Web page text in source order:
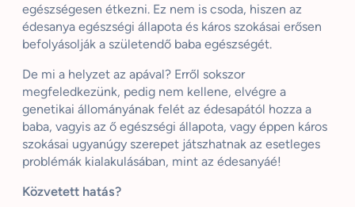
egészségesen étkezni. Ez nem is csoda, hiszen az
édesanya egészségi állapota és káros szokásai erősen
befolyásolják a születendő baba egészségét.
De mi a helyzet az apával? Erről sokszor
megfeledkezünk, pedig nem kellene, elvégre a
genetikai állományának felét az édesapától hozza a
baba, vagyis az ő egészségi állapota, vagy éppen káros
szokásai ugyanúgy szerepet játszhatnak az esetleges
problémák kialakulásában, mint az édesanyáé!
Közvetett hatás?